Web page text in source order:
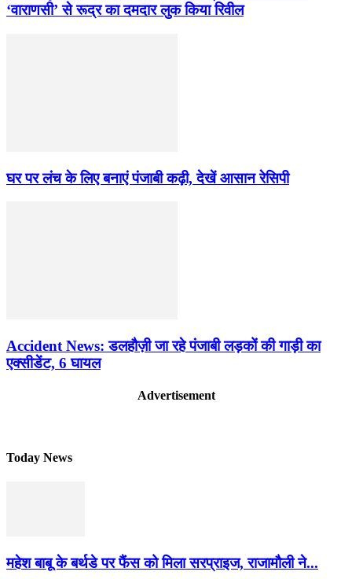
‘वाराणसी’ से रूद्र का दमदार लुक किया रिवील
घर पर लंच के लिए बनाएं पंजाबी कढ़ी, देखें आसान रेसिपी
Accident News: डलहौज़ी जा रहे पंजाबी लड़कों की गाड़ी का
एक्सीडेंट, 6 घायल
Advertisement
Today News
महेश बाबू के बर्थडे पर फैंस को मिला सरप्राइज, राजामौली ने...